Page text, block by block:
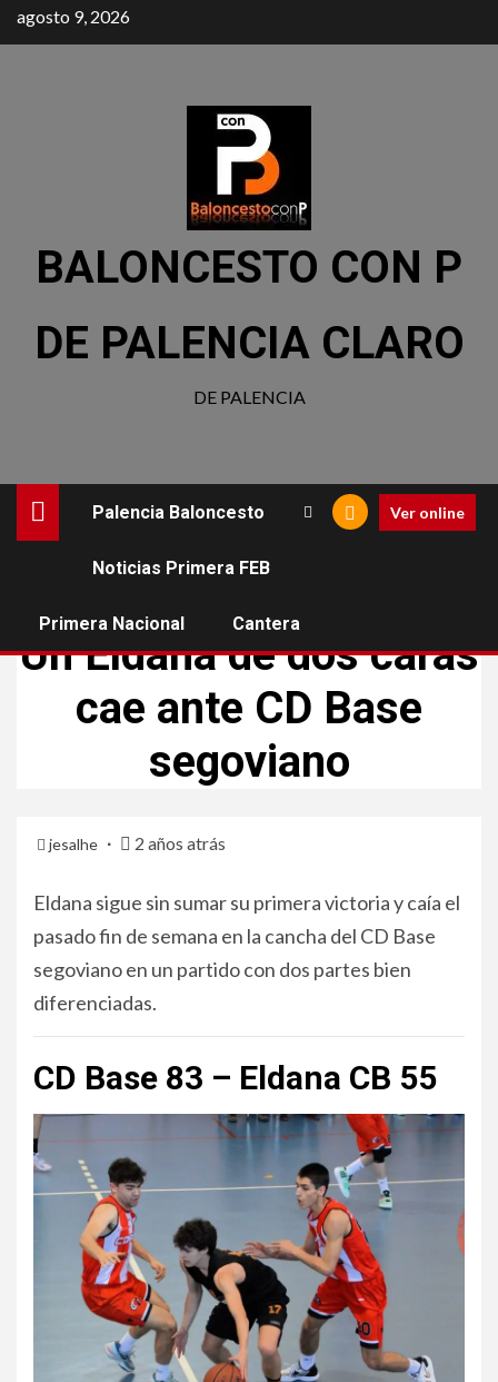
agosto 9, 2026
BALONCESTO CON P
DE PALENCIA CLARO
DE PALENCIA
Palencia Baloncesto
Noticias Primera FEB
Primera Nacional Cantera
Ver online
Un Eldana de dos caras
cae ante CD Base
segoviano
jesalhe 2 años atrás
Eldana sigue sin sumar su primera victoria y caía el
pasado fin de semana en la cancha del CD Base
segoviano en un partido con dos partes bien
diferenciadas.
CD Base 83 – Eldana CB 55